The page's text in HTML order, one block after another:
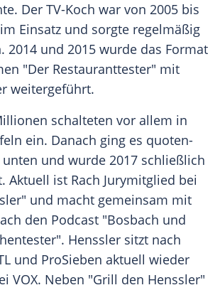
. Der TV-Koch war von 2005 bis
Einsatz und sorgte regelmäßig
2014 und 2015 wurde das Format
"Der Restauranttester" mit
weitergeführt.
schalteten vor allem in
ein. Danach ging es quoten-
und wurde 2017 schließlich
Aktuell ist Rach Jurymitglied bei
und macht gemeinsam mit
den Podcast "Bosbach und
Henssler sitzt nach
und ProSieben aktuell wieder
VOX. Neben "Grill den Henssler"